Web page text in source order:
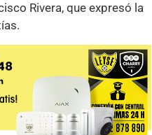
Rivera, que expresó la